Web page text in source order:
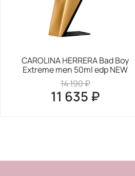
CAROLINA HERRERA Bad Boy
Extreme men 50ml edp NEW
14 190 ₽
11 635 ₽